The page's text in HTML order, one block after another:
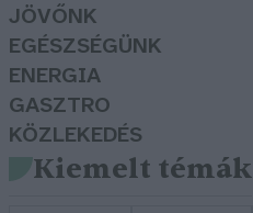
JÖVŐNK
EGÉSZSÉGÜNK
ENERGIA
GASZTRO
KÖZLEKEDÉS
Kiemelt témák